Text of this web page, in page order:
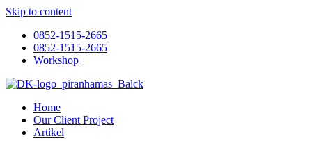
Skip to content
0852-1515-2665
0852-1515-2665
Workshop
Home
Our Client Project
Artikel